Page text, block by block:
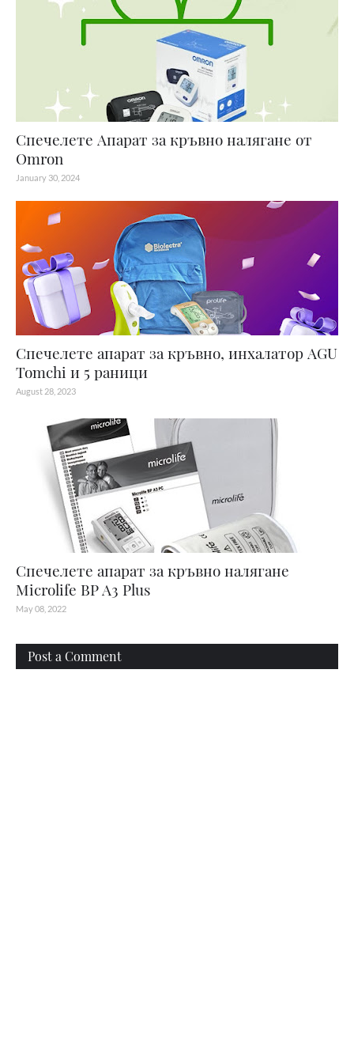
Спечелете Апарат за кръвно налягане от
Omron
January 30, 2024
Спечелете апарат за кръвно, инхалатор AGU
Tomchi и 5 раници
August 28, 2023
Спечелете апарат за кръвно налягане
Microlife BP A3 Plus
May 08, 2022
Post a Comment